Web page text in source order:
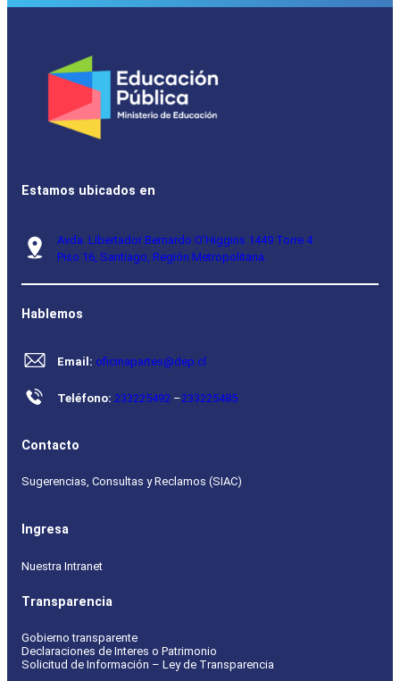
Estamos ubicados en
Avda. Libertador Bernardo O’Higgins 1449 Torre 4
Piso 16, Santiago, Región Metropolitana.
Hablemos
Email: oficinapartes@dep.cl
Teléfono: 233225492 –233225485
Contacto
Sugerencias, Consultas y Reclamos (SIAC)
Ingresa
Nuestra Intranet
Transparencia
Gobierno transparente
Declaraciones de Interes o Patrimonio
Solicitud de Información – Ley de Transparencia